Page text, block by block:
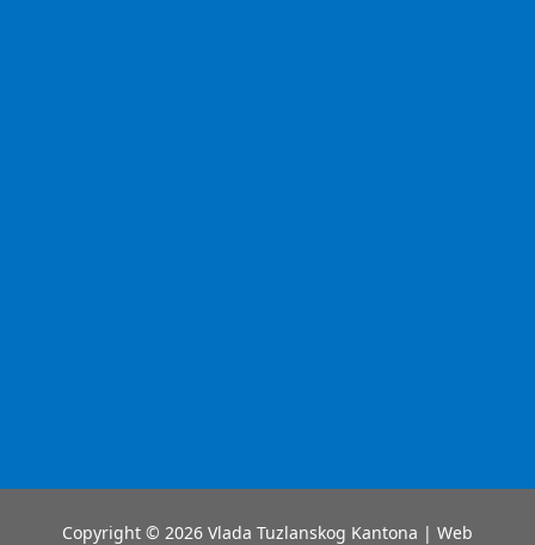
Copyright © 2026 Vlada Tuzlanskog Kantona | Web